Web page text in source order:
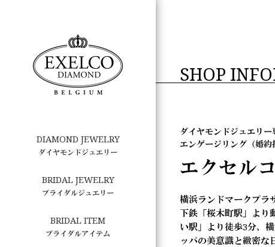
SHOP
ダイヤモンドジュエリー
エンゲージリング（婚約
エクセル
横浜ランドマークプラ
下鉄「桜木町駅」より
い駅」より徒歩3分、
ッパの美意識と緻密な
DIAMOND JEWELRY
ダイヤモンドジュエリー
BRIDAL JEWELRY
ブライダルジュエリー
BRIDAL ITEM
ブライダルアイテム